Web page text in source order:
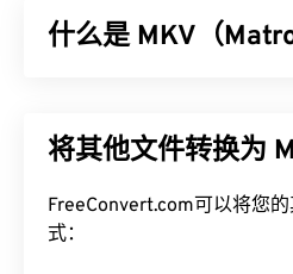
什么是 MKV（
件。由于它是开源的，用户
是一种著名的俄罗斯手工艺
的木制娃娃相互嵌套而成。
将其他文件转换为
FreeConvert.com可以将您
式：